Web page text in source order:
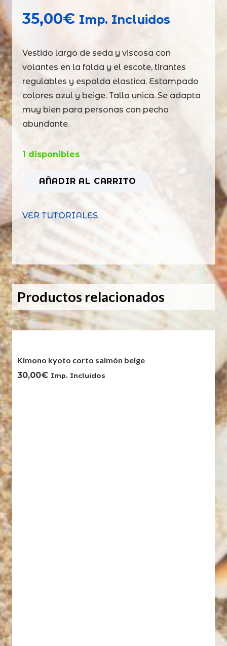
35,00€ Imp. Incluidos
Vestido largo de seda y viscosa con
volantes en la falda y el escote, tirantes
regulables y espalda elastica. Estampado
colores azul y beige. Talla unica. Se adapta
muy bien para personas con pecho
abundante.
1 disponibles
azul
AÑADIR AL CARRITO
VER TUTORIALES
Productos relacionados
Kimono kyoto corto salmón beige
30,00€ Imp. Incluidos